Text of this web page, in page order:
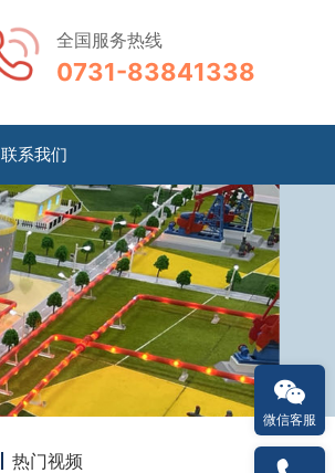
全国服务热线
0731-83841338
联系我们
热门视频
微信客服